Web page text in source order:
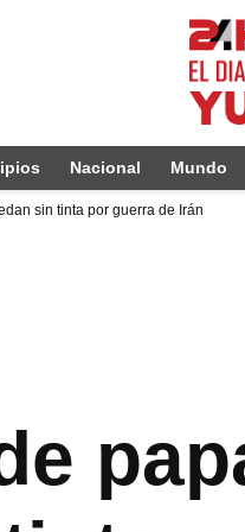
Nacional Mundo
sin tinta por guerra de Irán